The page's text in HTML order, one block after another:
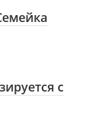
с